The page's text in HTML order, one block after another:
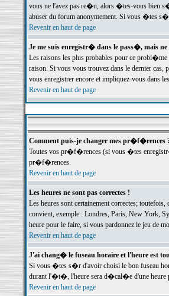
vous ne l'avez pas re�u, alors �tes-vous bien
abuser du forum anonymement. Si vous �tes
Revenir en haut de page
Je me suis enregistr� dans le pass�, mais ne
Les raisons les plus probables pour ce
raison. Si vous vous trouvez dans le dernier
vous enregistrer encore et impliquez-vous dans
Revenir en haut de page
Comment puis-je changer mes pr�f�rences
Toutes vos pr�f�rences (si vous �tes
pr�f�rences.
Revenir en haut de page
Les heures ne sont pas correctes !
Les heures sont certainement correctes;
convient, exemple : Londres, Paris, New York,
heure pour le faire, si vous pardonnez le jeu de
Revenir en haut de page
J'ai chang� le fuseau horaire et l'heure est
Si vous �tes s�r d'avoir choisi le bon fuseau
durant l'�t�, l'heure sera d�cal�e d'une heure
Revenir en haut de page